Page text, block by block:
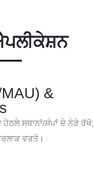
&
ਸਥਾਨਾਂ/ਸੰਪਾਂ ਦੇ ਨੇੜੇ ਰੱਖੋ;
ਵਰਤੋ।